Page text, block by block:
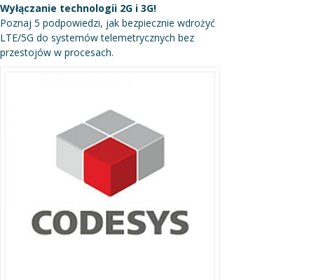
Wyłączanie technologii 2G i 3G!
Poznaj 5 podpowiedzi, jak bezpiecznie wdrożyć
LTE/5G do systemów telemetrycznych bez
przestojów w procesach.